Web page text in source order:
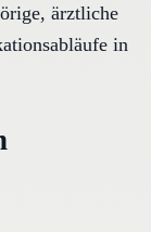
ärztliche
in